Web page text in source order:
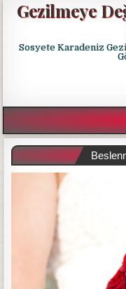
Gezilmeye
Sosyete Karadeniz